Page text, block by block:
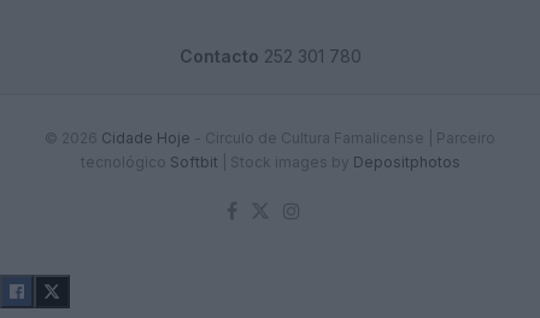
Contacto 252 301 780
© 2026 Cidade Hoje - Circulo de Cultura Famalicense | Parceiro
tecnológico Softbit Stock images by Depositphotos